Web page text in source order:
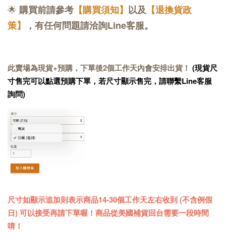
🌟 購買前請參考 【購買須知】 以及 【退換貨政
策】
，有任何問題請洽詢Line客服。
此賣場為現貨+預購，下單後2個工作天內會安排出貨！ (現貨尺
寸售完可以點選預購下單，若尺寸顯示售完，請聯繫Line客服
詢問)
尺寸如顯示追加則表示商品14-30個工作天左右收到 (不含例假
日) 可以接受再請下單喔！商品從美國補貨回台需要一段時間
唷！